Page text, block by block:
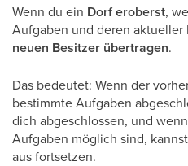
Wenn du ein Dorf eroberst,
Aufgaben und deren aktueller
neuen Besitzer übertragen.
Das bedeutet: Wenn der
bestimmte Aufgaben
dich abgeschlossen, und
Aufgaben möglich sind,
aus fortsetzen.